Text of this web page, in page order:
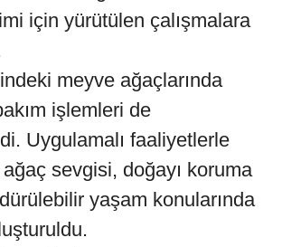
için yürütülen çalışmalara
meyve ağaçlarında
işlemleri de
Uygulamalı faaliyetlerle
sevgisi, doğayı koruma
yaşam konularında